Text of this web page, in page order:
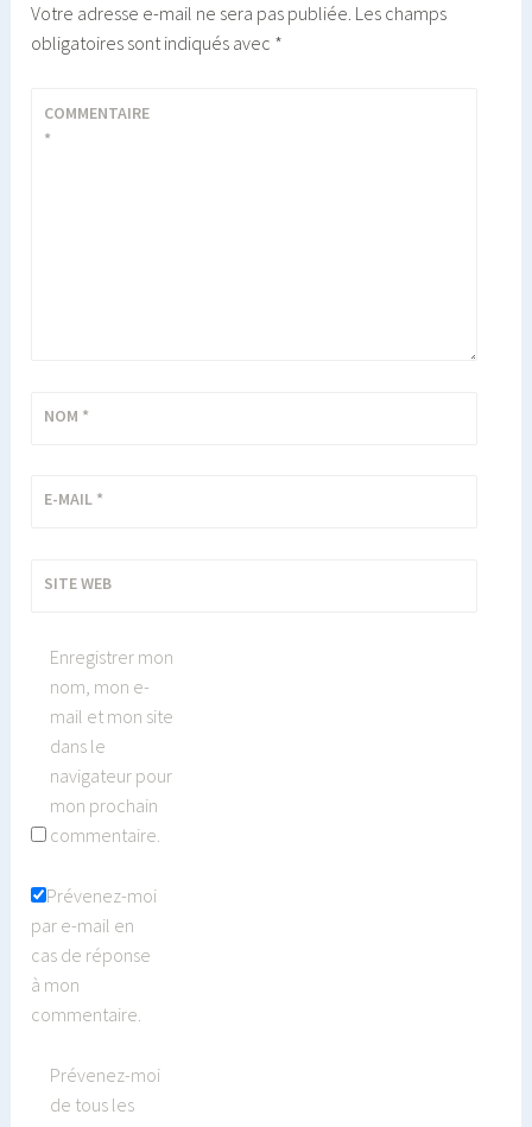
Votre adresse e-mail ne sera pas publiée. Les champs
obligatoires sont indiqués avec *
COMMENTAIRE
*
NOM *
E-MAIL *
SITE WEB
Enregistrer mon
nom, mon e-
mail et mon site
dans le
navigateur pour
mon prochain
commentaire.
Prévenez-moi
par e-mail en
cas de réponse
à mon
commentaire.
Prévenez-moi
de tous les